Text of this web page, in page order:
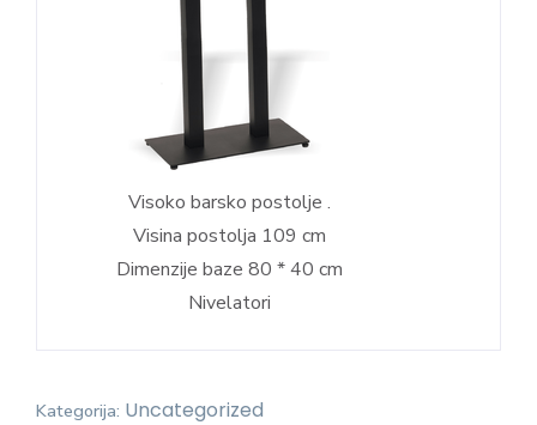
Visoko barsko postolje .
Visina postolja 109 cm
Dimenzije baze 80 * 40 cm
Nivelatori
Kategorija: Uncategorized